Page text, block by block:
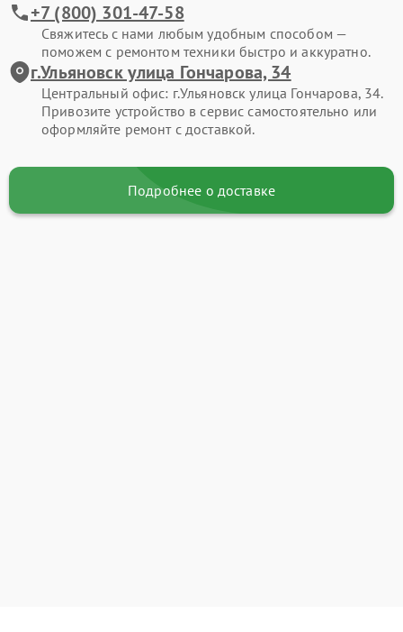
+7 (800) 301-47-58
Свяжитесь с нами любым удобным способом —
поможем с ремонтом техники быстро и аккуратно.
г.Ульяновск улица Гончарова, 34
Центральный офис: г.Ульяновск улица Гончарова, 34.
Привозите устройство в сервис самостоятельно или
оформляйте ремонт с доставкой.
Подробнее о доставке